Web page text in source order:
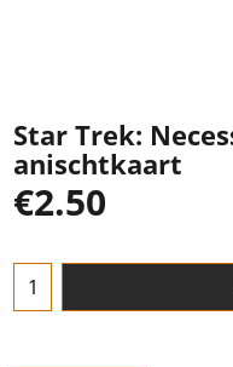
Star Trek:
anischtkaart
€2.50